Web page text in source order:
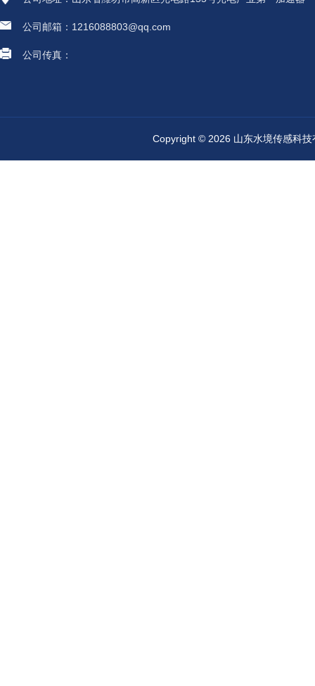
公司邮箱：1216088803@qq.com
公司传真：
Copyright © 2026 山东水境传感科